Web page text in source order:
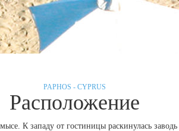
PAPHOS - CYPRUS
Расположение
К западу от гостиницы раскинулась